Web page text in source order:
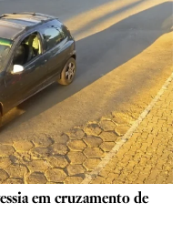
em cruzamento de